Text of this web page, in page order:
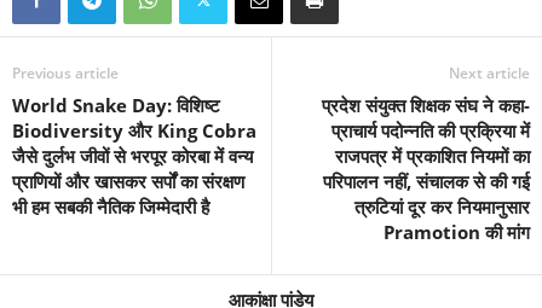
Previous article
World Snake Day: विशिष्ट
Biodiversity और King Cobra
जैसे दुर्लभ जीवों से भरपूर कोरबा में वन्य
प्राणियों और खासकर सर्पों का संरक्षण
भी हम सबकी नैतिक जिम्मेदारी है
Next article
प्रदेश संयुक्त शिक्षक संघ ने कहा-
प्राचार्य पदोन्नति की प्रक्रिया में
राजपत्र में प्रकाशित नियमों का
परिपालन नहीं, संचालक से की गई
त्रुटियां दूर कर नियमानुसार
Pramotion की मांग
आकांक्षा पांडेय